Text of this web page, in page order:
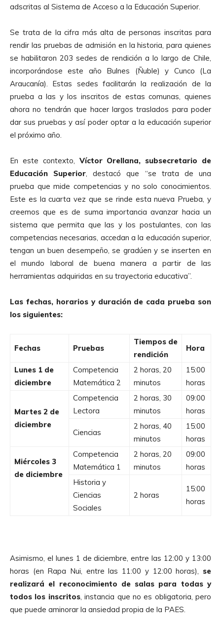
adscritas al Sistema de Acceso a la Educación Superior.
Se trata de la cifra más alta de personas inscritas para
rendir las pruebas de admisión en la historia, para quienes
se habilitaron 203 sedes de rendición a lo largo de Chile,
incorporándose este año Bulnes (Ñuble) y Cunco (La
Araucanía). Estas sedes facilitarán la realización de la
prueba a las y los inscritos de estas comunas, quienes
ahora no tendrán que hacer largos traslados para poder
dar sus pruebas y así poder optar a la educación superior
el próximo año.
En este contexto,
Víctor Orellana, subsecretario de
Educación Superior , destacó que “se trata de una
prueba que mide competencias y no solo conocimientos.
Este es la cuarta vez que se rinde esta nueva Prueba, y
creemos que es de suma importancia avanzar hacia un
sistema que permita que las y los postulantes, con las
competencias necesarias, accedan a la educación superior,
tengan un buen desempeño, se gradúen y se inserten en
el mundo laboral de buena manera a partir de las
herramientas adquiridas en su trayectoria educativa”.
Las fechas, horarios y duración de cada prueba son
los siguientes:
Fechas Pruebas
Tiempos de
rendición
Hora
Lunes 1 de
diciembre
Competencia
Matemática 2
2 horas, 20
minutos
15:00
horas
Martes 2 de
diciembre
Competencia
Lectora
2 horas, 30
minutos
09:00
horas
Ciencias
2 horas, 40
minutos
15:00
horas
Miércoles 3
de diciembre
Competencia
Matemática 1
2 horas, 20
minutos
09:00
horas
Historia y
Ciencias
Sociales
2 horas
15:00
horas
Asimismo, el lunes 1 de diciembre, entre las 12:00 y 13:00
horas (en Rapa Nui, entre las 11:00 y 12:00 horas), se
realizará el reconocimiento de salas para todas y
todos los inscritos, instancia que no es obligatoria, pero
que puede aminorar la ansiedad propia de la PAES.